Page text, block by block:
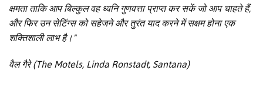
क्षमता ताकि आप बिल्कुल वह ध्वनि गुणवत्ता प्राप्त कर सकें जो आप चाहते हैं,
और फिर उन सेटिंग्स को सहेजने और तुरंत याद करने में सक्षम होना एक
शक्तिशाली लाभ है।"
वैल गैरे (The Motels, Linda Ronstadt, Santana)